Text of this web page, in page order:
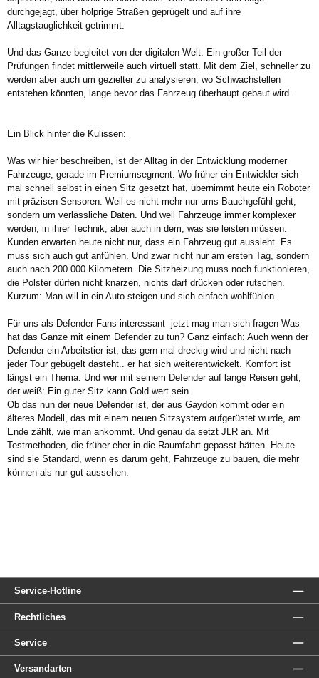
durchgejagt, über holprige Straßen geprügelt und auf ihre
Alltagstauglichkeit getrimmt.
Und das Ganze begleitet von der digitalen Welt: Ein großer Teil der
Prüfungen findet mittlerweile auch virtuell statt. Mit dem Ziel, schneller zu
werden aber auch um gezielter zu analysieren, wo Schwachstellen
entstehen könnten, lange bevor das Fahrzeug überhaupt gebaut wird.
Ein Blick hinter die Kulissen:
Was wir hier beschreiben, ist der Alltag in der Entwicklung moderner
Fahrzeuge, gerade im Premiumsegment. Wo früher ein Entwickler sich
mal schnell selbst in einen Sitz gesetzt hat, übernimmt heute ein Roboter
mit präzisen Sensoren. Weil es nicht mehr nur ums Bauchgefühl geht,
sondern um verlässliche Daten. Und weil Fahrzeuge immer komplexer
werden, in ihrer Technik, aber auch in dem, was sie leisten müssen.
Kunden erwarten heute nicht nur, dass ein Fahrzeug gut aussieht. Es
muss sich auch gut anfühlen. Und zwar nicht nur am ersten Tag, sondern
auch nach 200.000 Kilometern. Die Sitzheizung muss noch funktionieren,
die Polster dürfen nicht knarzen, nichts darf drücken oder rutschen.
Kurzum: Man will in ein Auto steigen und sich einfach wohlfühlen.
Für uns als Defender-Fans interessant -jetzt mag man sich fragen-Was
hat das Ganze mit einem Defender zu tun? Ganz einfach: Auch wenn der
Defender ein Arbeitstier ist, das gern mal dreckig wird und nicht nach
jeder Tour gebügelt dasteht.. er hat sich weiterentwickelt. Komfort ist
längst ein Thema. Und wer mit seinem Defender auf lange Reisen geht,
der weiß: Ein guter Sitz kann Gold wert sein.
Ob das nun der neue Defender ist, der aus Gaydon kommt oder ein
älteres Modell, das mit einem neuen Sitzsystem aufgerüstet wurde, am
Ende zählt, wie man ankommt. Und genau da setzt JLR an. Mit
Testmethoden, die früher eher in die Raumfahrt gepasst hätten. Heute
sind sie Standard, wenn es darum geht, Fahrzeuge zu bauen, die mehr
können als nur gut aussehen.
Service-Hotline
Rechtliches
Service
Versandarten